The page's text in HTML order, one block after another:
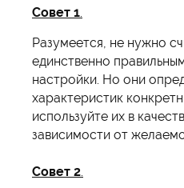
Совет 1
Разумеется, не нужно
единственно
настройки. Но они
характеристик
используйте их в
зависимости от
Совет 2